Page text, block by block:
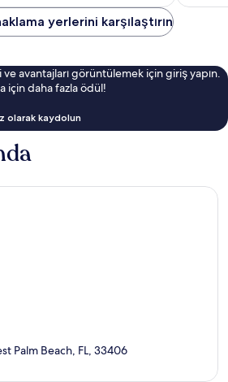
yerlerini karşılaştırın
avantajları görüntülemek için giriş yapın.
için daha fazla ödül!
olarak kaydolun
Palm Beach, FL, 33406